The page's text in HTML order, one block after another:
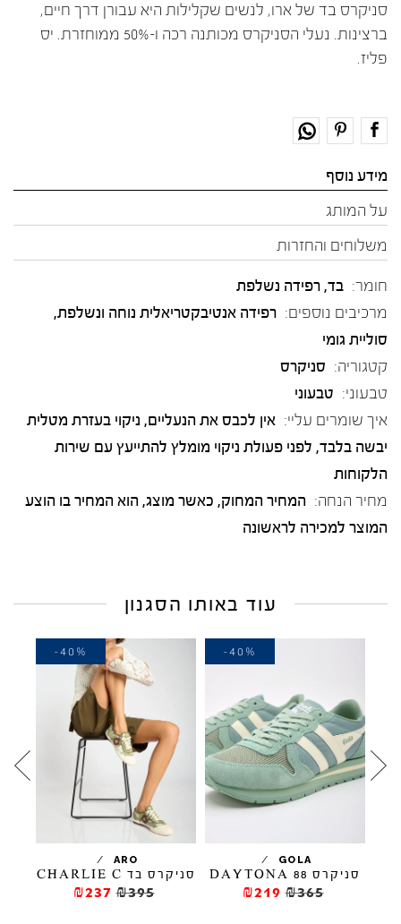
סניקרס בד של ארו, לנשים שקלילות היא עבורן דרך חיים,
ברצינות. נעלי הסניקרס מכותנה רכה ו-50% ממוחזרת. יס
פליז.
מידע נוסף
על המותג
משלוחים והחזרות
חומר: בד, רפידה נשלפת
מרכיבים נוספים: רפידה אנטיבקטריאלית נוחה ונשלפת,
סוליית גומי
קטגוריה: סניקרס
טבעוני: טבעוני
איך שומרים עליי: אין לכבס את הנעליים, ניקוי בעזרת מטלית
יבשה בלבד, לפני פעולת ניקוי מומלץ להתייעץ עם שירות
הלקוחות
מחיר הנחה: המחיר המחוק, כאשר מוצג, הוא המחיר בו הוצע
המוצר למכירה לראשונה
עוד באותו הסגנון
GOLA
/
סניקרס DAYTONA 88
₪365
₪219
-40%
ARO
/
סניקרס בד CHARLIE C
₪395
₪237
-40%